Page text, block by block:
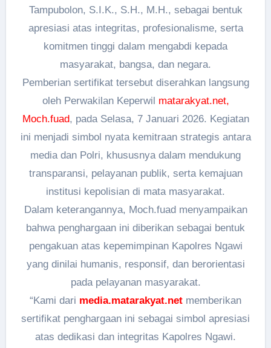
Tampubolon, S.I.K., S.H., M.H., sebagai bentuk
apresiasi atas integritas, profesionalisme, serta
komitmen tinggi dalam mengabdi kepada
masyarakat, bangsa, dan negara.
Pemberian sertifikat tersebut diserahkan langsung
oleh Perwakilan Keperwil matarakyat.net,
Moch.fuad, pada Selasa, 7 Januari 2026. Kegiatan
ini menjadi simbol nyata kemitraan strategis antara
media dan Polri, khususnya dalam mendukung
transparansi, pelayanan publik, serta kemajuan
institusi kepolisian di mata masyarakat.
Dalam keterangannya, Moch.fuad menyampaikan
bahwa penghargaan ini diberikan sebagai bentuk
pengakuan atas kepemimpinan Kapolres Ngawi
yang dinilai humanis, responsif, dan berorientasi
pada pelayanan masyarakat.
“Kami dari media.matarakyat.net memberikan
sertifikat penghargaan ini sebagai simbol apresiasi
atas dedikasi dan integritas Kapolres Ngawi.